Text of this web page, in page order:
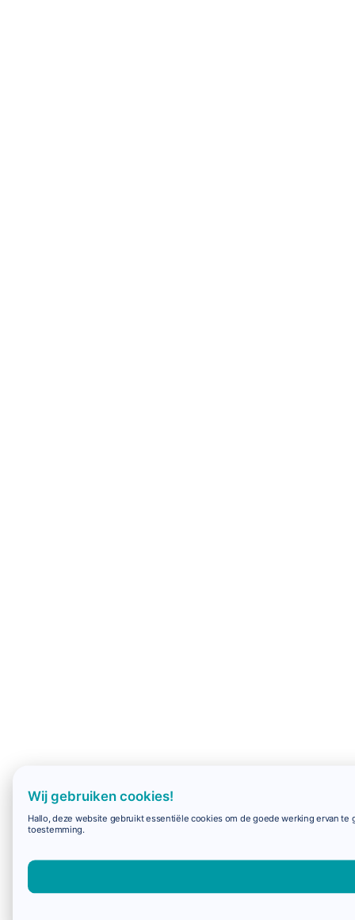
Wij gebruiken cookies!
Hallo, deze website gebruikt essentiële cookies om de goede werking ervan
toestemming.